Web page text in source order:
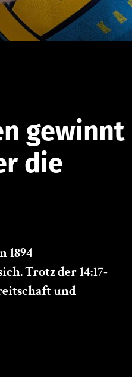
gewinnt
die
1894
Trotz der 14:17-
und